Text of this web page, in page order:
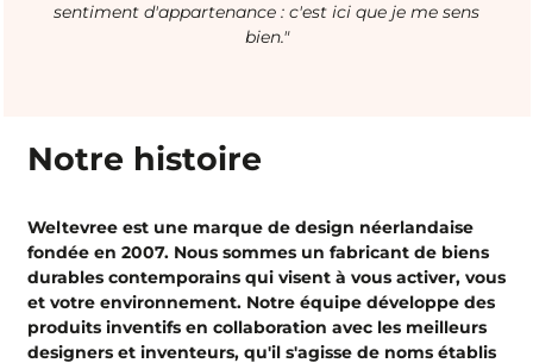
sentiment d'appartenance : c'est ici que je me sens
bien."
Notre histoire
Weltevree est une marque de design néerlandaise
fondée en 2007. Nous sommes un fabricant de biens
durables contemporains qui visent à vous activer, vous
et votre environnement. Notre équipe développe des
produits inventifs en collaboration avec les meilleurs
designers et inventeurs, qu'il s'agisse de noms établis